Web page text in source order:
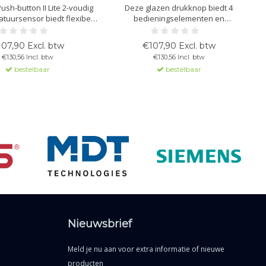
button II Lite 2-voudig
biedt flexibele
verlichting, jaloezieën
via RGBW-status-LEDs.
1 of 2-knopsbediening,
en een innovatieve
groepsfunctie.
Excl. btw
€130,56 Incl. btw
bestelbaar
Deze glazen drukknop biedt 4
bedieningselementen en
geïntegreerde temperatuursensor.
Programmeerbare RGBW-status-LED’s,
bedieningsfuncties voor verlichting,
jaloezieën, scènes en logische
blokken.
€107,90 Excl. btw
€130,56 Incl. btw
bestelbaar
Nieuwsbrief
Meld je nu aan voor extra informatie of nieuwe
producten